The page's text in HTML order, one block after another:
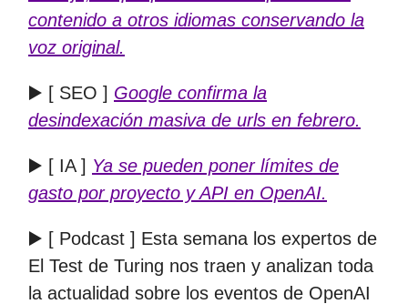
contenido a otros idiomas conservando la
voz original.
▶️ [ SEO ] Google confirma la
desindexación masiva de urls en febrero.
▶️ [ IA ] Ya se pueden poner límites de
gasto por proyecto y API en OpenAI.
▶️ [ Podcast ] Esta semana los expertos de
El Test de Turing nos traen y analizan toda
la actualidad sobre los eventos de OpenAI